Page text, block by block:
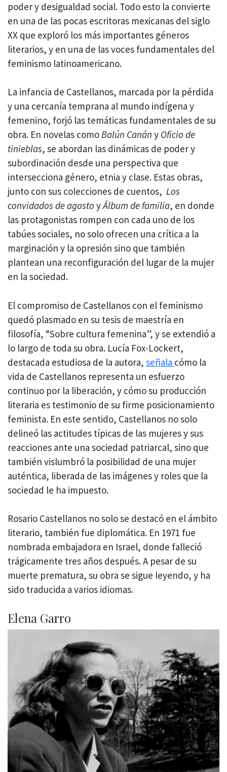
poder y desigualdad social. Todo esto la convierte
en una de las pocas escritoras mexicanas del siglo
XX que exploró los más importantes géneros
literarios, y en una de las voces fundamentales del
feminismo latinoamericano.
La infancia de Castellanos, marcada por la pérdida
y una cercanía temprana al mundo indígena y
femenino, forjó las temáticas fundamentales de su
obra. En novelas comoBalún Canán y Oficio de
tinieblas, se abordan las dinámicas de poder y
subordinación desde una perspectiva que
intersecciona género, etnia y clase. Estas obras,
junto con sus colecciones de cuentos, Los
convidados de agosto yÁlbum de familia, en donde
las protagonistas rompen con cada uno de los
tabúes sociales, no solo ofrecen una crítica a la
marginación y la opresión sino que también
plantean una reconfiguración del lugar de la mujer
en la sociedad.
El compromiso de Castellanos con el feminismo
quedó plasmado en su tesis de maestría en
filosofía, “Sobre cultura femenina”, y se extendió a
lo largo de toda su obra. Lucía Fox-Lockert,
destacada estudiosa de la autora, señala cómo la
vida de Castellanos representa un esfuerzo
continuo por la liberación, y cómo su producción
literaria es testimonio de su firme posicionamiento
feminista. En este sentido, Castellanos no solo
delineó las actitudes típicas de las mujeres y sus
reacciones ante una sociedad patriarcal, sino que
también vislumbró la posibilidad de una mujer
auténtica, liberada de las imágenes y roles que la
sociedad le ha impuesto.
Rosario Castellanos no solo se destacó en el ámbito
literario, también fue diplomática. En 1971 fue
nombrada embajadora en Israel, donde falleció
trágicamente tres años después. A pesar de su
muerte prematura, su obra se sigue leyendo, y ha
sido traducida a varios idiomas.
Elena Garro